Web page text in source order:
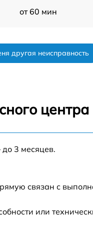
от 60 мин
от 60 мин
другая неисправность
3 месяцев.
связан с
или